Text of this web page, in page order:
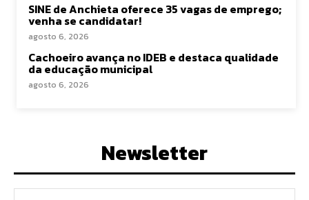
SINE de Anchieta oferece 35 vagas de emprego;
venha se candidatar!
agosto 6, 2026
Cachoeiro avança no IDEB e destaca qualidade
da educação municipal
agosto 6, 2026
Newsletter